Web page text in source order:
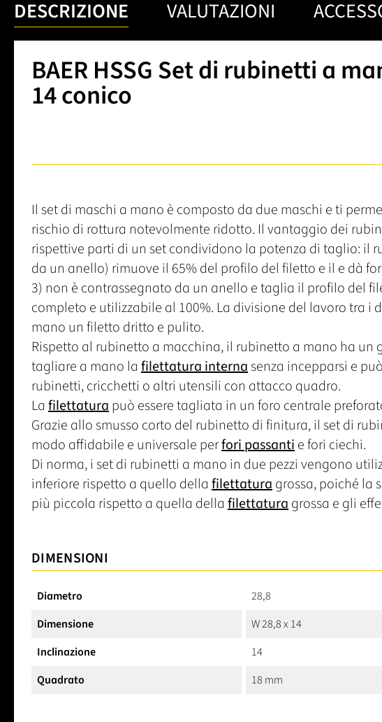
DESCRIZIONE VALUTAZIONI
BAER HSSG Set di rubinetti a
14 conico
Il set di maschi a mano è composto da due maschi e ti
rischio di rottura notevolmente ridotto. Il vantaggio dei
rispettive parti di un set condividono la potenza di taglio: il
da un anello) rimuove il 65% del profilo del filetto e il e dà
3) non è contrassegnato da un anello e taglia il profilo del
completo e utilizzabile al 100%. La divisione del lavoro tra i
mano un filetto dritto e pulito.
Rispetto al rubinetto a macchina, il rubinetto a mano ha un
tagliare a mano la filettatura internasenza incepparsi e
rubinetti, cricchetti o altri utensili con attacco quadro.
La filettaturapuò essere tagliata in un foro centrale
Grazie allo smusso corto del rubinetto di finitura, il set di
modo affidabile e universale perfori passantie fori ciechi.
Di norma, i set di rubinetti a mano in due pezzi vengono
inferiore rispetto a quello della filettaturagrossa, poiché la
più piccola rispetto a quella della filettaturagrossa e gli
DIMENSIONI
Diametro
28,8
Dimensione
W 28,8 x 14
Inclinazione
14
Quadrato
18 mm